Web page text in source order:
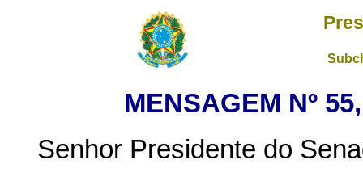
MENSAGEM Nº
Senhor Presidente do